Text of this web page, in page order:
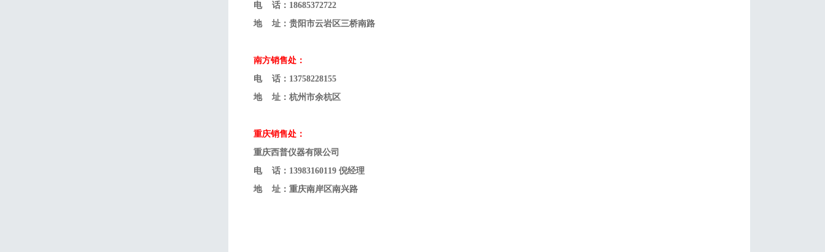
电 话：18685372722
地 址：贵阳市云岩区三桥南路
南方销售处：
电 话：13758228155
地 址：杭州市余杭区
重庆销售处：
重庆西普仪器有限公司
电 话：13983160119 倪经理
地 址：重庆南岸区南兴路